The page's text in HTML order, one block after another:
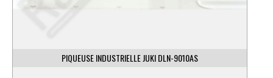
PIQUEUSE INDUSTRIELLE JUKI DLN-9010AS